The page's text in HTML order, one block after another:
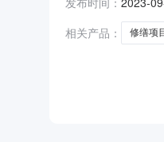
称：龙
招标代
相关产品：
修缮项